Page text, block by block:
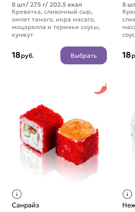
8 шт/ 275 г/ 202.5 ккал
Креветка, сливочный сыр,
омлет тамаго, икра масаго,
моцарелла и терияки соусы,
кунжут
18 руб. Выбрать
8
18
Санрайз